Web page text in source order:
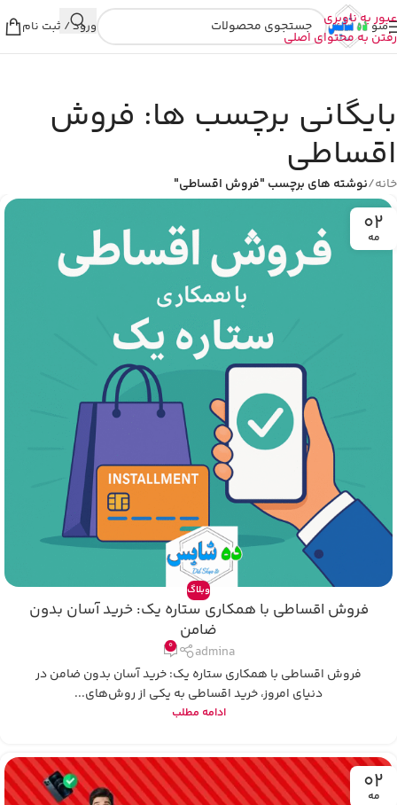
عبور به ناوبری
رفتن به محتوای اصلی
منو ورود / ثبت نام
بایگانی برچسب ها: فروش
اقساطی
خانه/نوشته های برچسب "فروش اقساطی"
02
مه
وبلاگ
فروش اقساطی با همکاری ستاره یک: خرید آسان بدون
ضامن
admina
0
فروش اقساطی با همکاری ستاره یک: خرید آسان بدون ضامن در
دنیای امروز، خرید اقساطی به یکی از روش‌های...
ادامه مطلب
02
مه